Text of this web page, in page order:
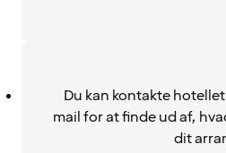
Du kan kontakte
mail for at finde ud af,
dit